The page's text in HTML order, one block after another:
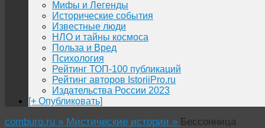
Мифы и Легенды
Исторические события
Известные люди
НЛО и тайны космоса
Польза и Вред
Психология
Рейтинг ТОП-100 публикаций
Рейтинг авторов IstoriiPro.ru
Издательства России 2023
[+ Опубликовать]
comburo.ru » Мистические истории » Бессонница